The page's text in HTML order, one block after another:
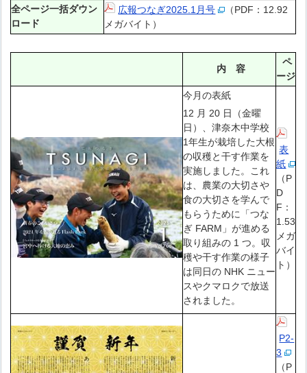
全ページ一括ダウン
ロード
広報つなぎ2025.1月号
（PDF：12.92
メガバイト）
内 容
ペ
ージ
今月の表紙
12 月 20 日（金曜
日）、津奈木中学校
1年生が栽培した大根
の収穫と干す作業を
実施しました。これ
は、農業の大切さや
食の大切さを学んで
もらうために「つな
ぎ FARM」が進める
取り組みの 1 つ。収
穫や干す作業の様子
は同日の NHK ニュー
スやクマロクで放送
されました。
表
紙
（P
D
F：
1.53
メガ
バイ
ト）
P2-
3
（P